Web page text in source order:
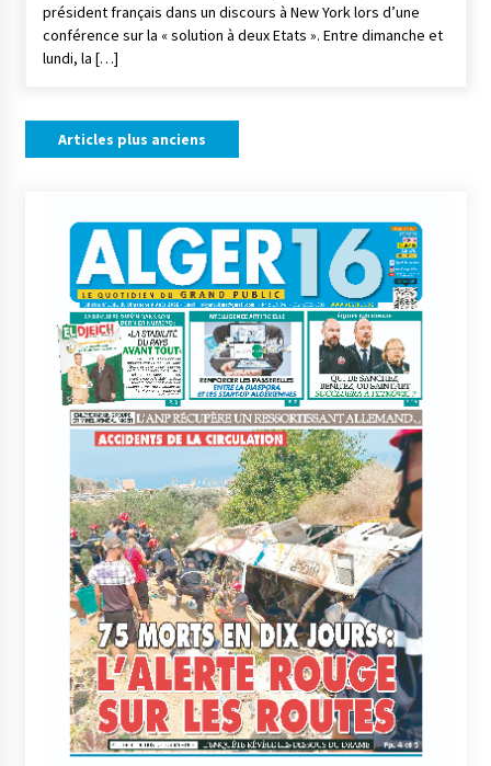
président français dans un discours à New York lors d’une
conférence sur la « solution à deux Etats ». Entre dimanche et
lundi, la […]
Navigation
Articles plus anciens